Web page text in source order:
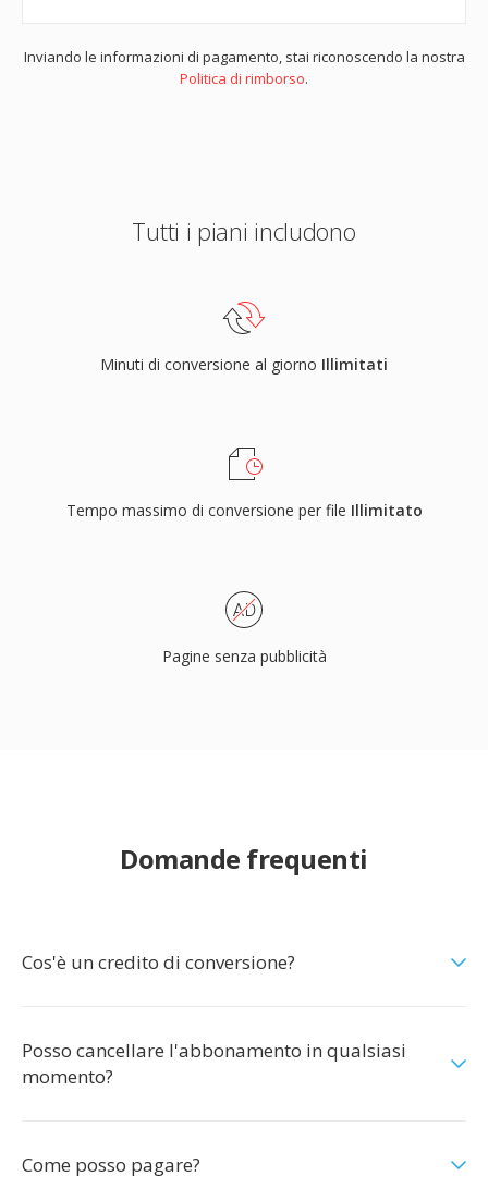
Inviando le informazioni di pagamento, stai riconoscendo la nostra
Politica di rimborso.
Tutti i piani includono
Minuti di conversione al giorno Illimitati
Tempo massimo di conversione per file Illimitato
Pagine senza pubblicità
Domande frequenti
Cos'è un credito di conversione?
Posso cancellare l'abbonamento in qualsiasi
momento?
Come posso pagare?